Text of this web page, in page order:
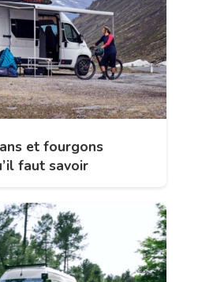
et fourgons
faut savoir